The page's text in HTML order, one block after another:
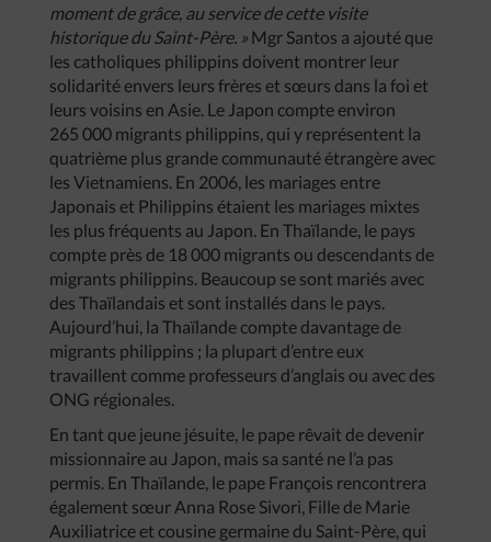
moment de grâce, au service de cette visite
historique du Saint-Père. » Mgr Santos a ajouté que
les catholiques philippins doivent montrer leur
solidarité envers leurs frères et sœurs dans la foi et
leurs voisins en Asie. Le Japon compte environ
265 000 migrants philippins, qui y représentent la
quatrième plus grande communauté étrangère avec
les Vietnamiens. En 2006, les mariages entre
Japonais et Philippins étaient les mariages mixtes
les plus fréquents au Japon. En Thaïlande, le pays
compte près de 18 000 migrants ou descendants de
migrants philippins. Beaucoup se sont mariés avec
des Thaïlandais et sont installés dans le pays.
Aujourd’hui, la Thaïlande compte davantage de
migrants philippins ; la plupart d’entre eux
travaillent comme professeurs d’anglais ou avec des
ONG régionales.
En tant que jeune jésuite, le pape rêvait de devenir
missionnaire au Japon, mais sa santé ne l’a pas
permis. En Thaïlande, le pape François rencontrera
également sœur Anna Rose Sivori, Fille de Marie
Auxiliatrice et cousine germaine du Saint-Père, qui